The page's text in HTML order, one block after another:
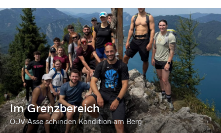
Im Grenzbereich
ÖJV-Asse schinden Kondition am Berg